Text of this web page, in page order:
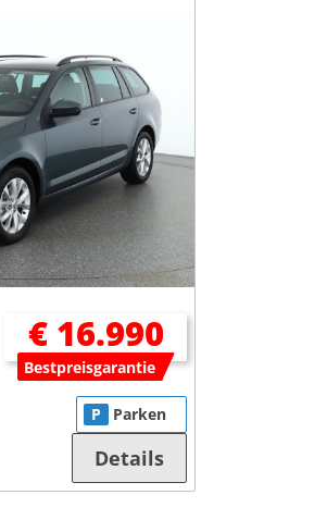
€ 16.990
Bestpreisgarantie
P Parken
Details